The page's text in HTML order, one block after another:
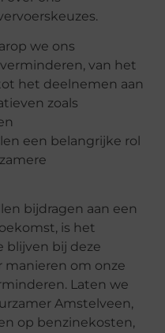
we ons
van het
het deelnemen aan
zoals
een belangrijke rol
bijdragen aan een
is het
blijven bij deze
manieren om onze
Laten we
Amstelveen,
op benzinekosten,